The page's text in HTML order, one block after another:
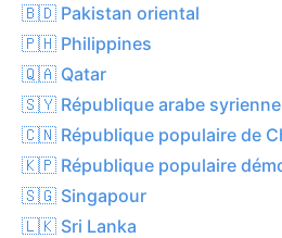
🇧🇩 Pakistan oriental
🇵🇭 Philippines
🇶🇦 Qatar
🇸🇾 République arabe syrienne
🇨🇳 République populaire de
🇰🇵 République populaire
🇸🇬 Singapour
🇱🇰 Sri Lanka